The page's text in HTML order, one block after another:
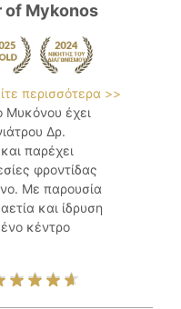
of Mykonos
περισσότερα >>
Μυκόνου έχει
Δρ.
παρέχει
φροντίδας
Με παρουσία
και ίδρυση
κέντρο